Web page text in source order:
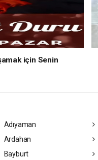
için Senin
Adıyaman
Ardahan
Bayburt